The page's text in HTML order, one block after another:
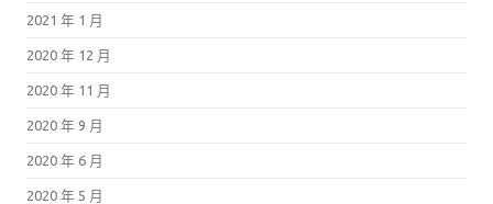
2021 年 1 月
2020 年 12 月
2020 年 11 月
2020 年 9 月
2020 年 6 月
2020 年 5 月